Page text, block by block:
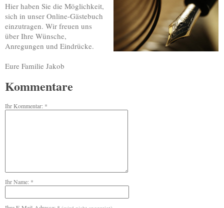
Hier haben Sie die Möglichkeit,
sich in unser Online-Gästebuch
einzutragen. Wir freuen uns
über Ihre Wünsche,
Anregungen und Eindrücke.
Eure Familie Jakob
Kommentare
Ihr Kommentar: *
Ihr Name: *